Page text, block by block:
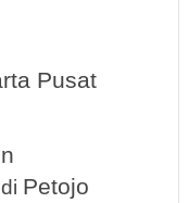
Pusat
di Petojo